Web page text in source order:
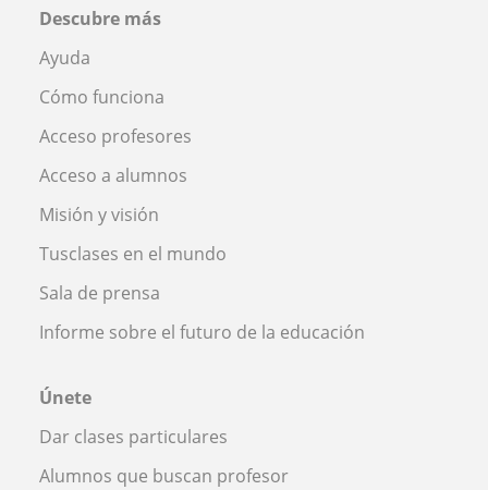
Descubre más
Ayuda
Cómo funciona
Acceso profesores
Acceso a alumnos
Misión y visión
Tusclases en el mundo
Sala de prensa
Informe sobre el futuro de la educación
Únete
Dar clases particulares
Alumnos que buscan profesor